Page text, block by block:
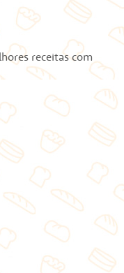
receitas com